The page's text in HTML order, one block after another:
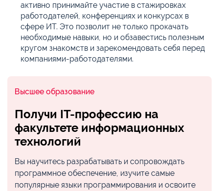
активно принимайте участие в стажировках
работодателей, конференциях и конкурсах в
сфере ИТ. Это позволит не только прокачать
необходимые навыки, но и обзавестись полезным
кругом знакомств и зарекомендовать себя перед
компаниями-работодателями.
Высшее образование
Получи IT-профессию на
факультете информационных
технологий
Вы научитесь разрабатывать и сопровождать
программное обеспечение, изучите самые
популярные языки программирования и освоите